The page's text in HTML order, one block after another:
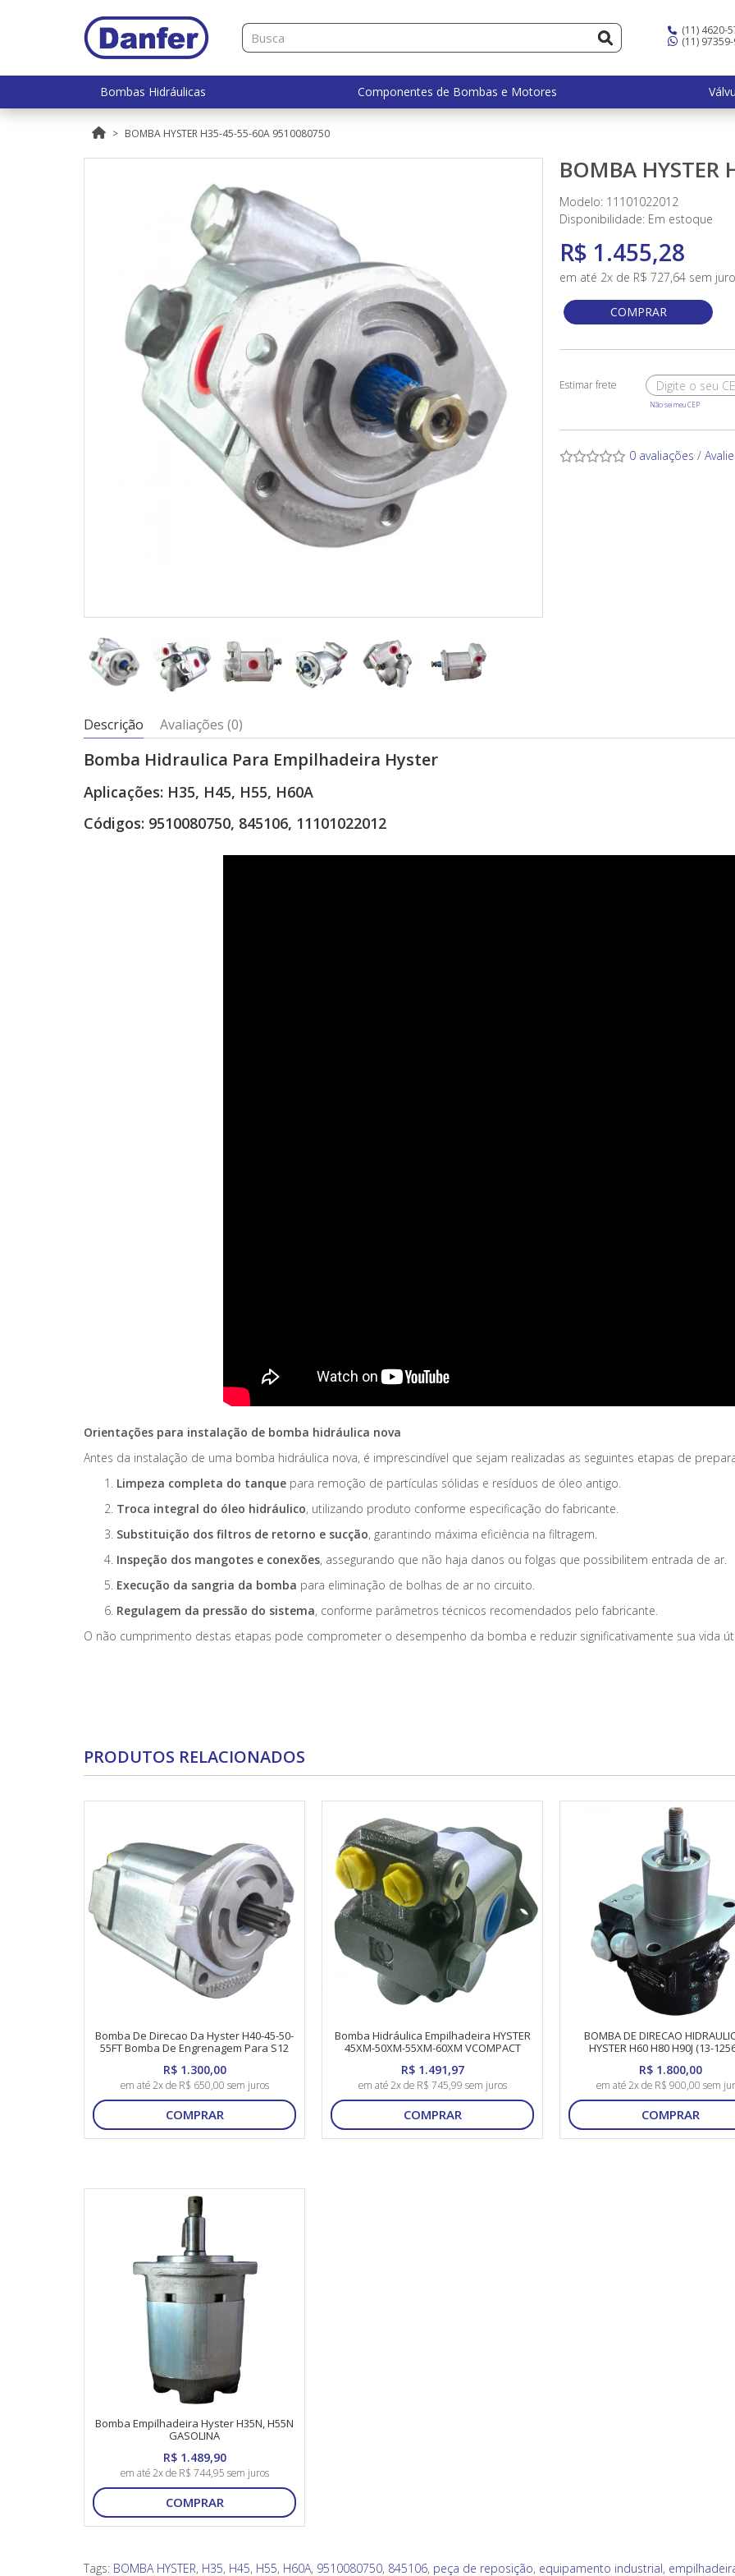
(11) 4620-
(11)
Bombas Hidráulicas Componentes de Bombas e Motores
BOMBA HYSTER H35-45-55-60A 9510080750
BOMBA
Modelo: 11101022012
Disponibilidade: Em estoque
R$ 1.455,28
em até 2x de R$ 727,64 sem
COMPRAR
Não sei meu CEP
0 avaliações /
Descrição Avaliações (0)
Bomba Hidraulica Para Empilhadeira Hyster
Aplicações: H35, H45, H55, H60A
Códigos: 9510080750, 845106, 11101022012
Orientações para instalação de bomba hidráulica nova
Antes da instalação de uma bomba hidráulica nova, é imprescindível que sejam realizadas as seguintes etapas de
Limpeza completa do tanque para remoção de partículas sólidas e resíduos de óleo antigo.
Troca integral do óleo hidráulico, utilizando produto conforme especificação do fabricante.
Substituição dos filtros de retorno e sucção, garantindo máxima eficiência na filtragem.
Inspeção dos mangotes e conexões, assegurando que não haja danos ou folgas que possibilitem entrada de ar.
Execução da sangria da bomba para eliminação de bolhas de ar no circuito.
Regulagem da pressão do sistema, conforme parâmetros técnicos recomendados pelo fabricante.
O não cumprimento destas etapas pode comprometer o desempenho da bomba e reduzir significativamente sua vida
PRODUTOS RELACIONADOS
Bomba De Direcao Da Hyster H40-45-50-
55FT Bomba De Engrenagem Para S12
R$ 1.300,00
em até 2x de R$ 650,00 sem juros
COMPRAR
Bomba Hidráulica Empilhadeira HYSTER
45XM-50XM-55XM-60XM VCOMPACT
R$ 1.491,97
em até 2x de R$ 745,99 sem juros
COMPRAR
BOMBA DE DIRECAO
HYSTER H60 H80 H90J (13-
R$ 1.800,00
em até 2x de R$ 900,00 sem
COMPRAR
Bomba Empilhadeira Hyster H35N, H55N
GASOLINA
R$ 1.489,90
em até 2x de R$ 744,95 sem juros
COMPRAR
Tags: BOMBA HYSTER, H35, H45, H55, H60A, 9510080750, 845106, peça de reposição, equipamento industrial,